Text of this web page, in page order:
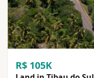
R$ 105K